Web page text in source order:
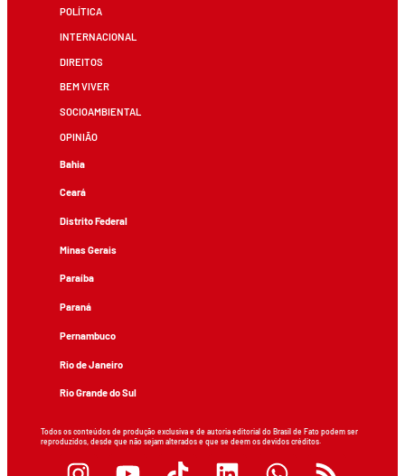
POLÍTICA
INTERNACIONAL
DIREITOS
BEM VIVER
SOCIOAMBIENTAL
OPINIÃO
Bahia
Ceará
Distrito Federal
Minas Gerais
Paraíba
Paraná
Pernambuco
Rio de Janeiro
Rio Grande do Sul
Todos os conteúdos de produção exclusiva e de autoria editorial do Brasil de Fato podem ser
reproduzidos, desde que não sejam alterados e que se deem os devidos créditos.